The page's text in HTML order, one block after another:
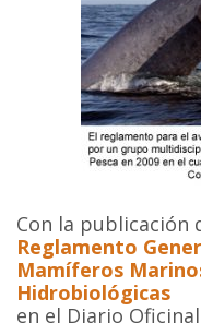
Con la publicación
Reglamento
Mamíferos
Hidrobiológicas
en el Diario